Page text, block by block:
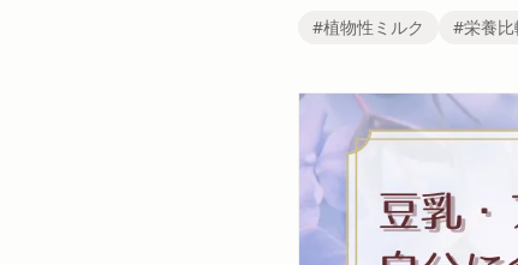
#植物性ミルク #栄養比